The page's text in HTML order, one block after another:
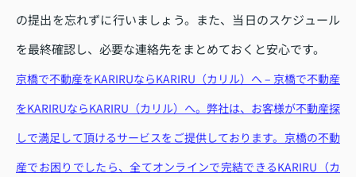
の提出を忘れずに行いましょう。また、当日のスケジュール
を最終確認し、必要な連絡先をまとめておくと安心です。
京橋で不動産をKARIRUならKARIRU（カリル）へ – 京橋で不動産
をKARIRUならKARIRU（カリル）へ。弊社は、お客様が不動産探
しで満足して頂けるサービスをご提供しております。京橋の不動
産でお困りでしたら、全てオンラインで完結できるKARIRU（カ